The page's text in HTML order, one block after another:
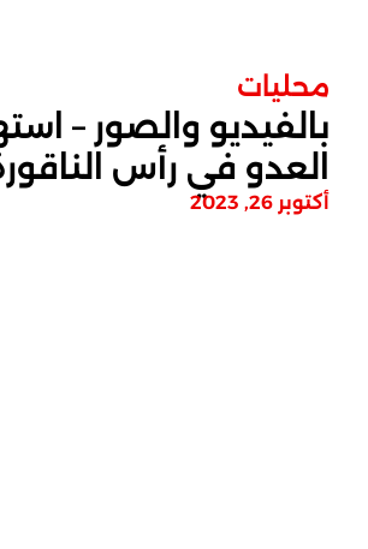
محليات
بالفيديو والصور –
العدو في رأس
أكتوبر 26, 2023